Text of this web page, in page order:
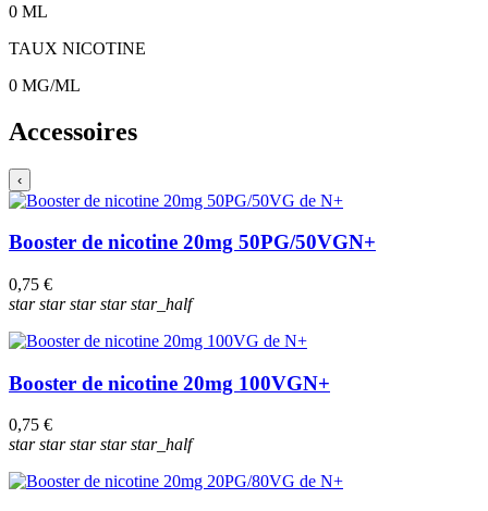
0 ML
TAUX NICOTINE
0 MG/ML
Accessoires
‹
Booster de nicotine 20mg 50PG/50VGN+
0,75 €
starstarstarstarstar_half
Booster de nicotine 20mg 100VGN+
0,75 €
starstarstarstarstar_half